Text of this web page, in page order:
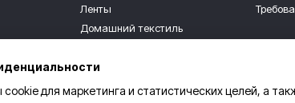
Ленты
Домашний текстиль
Для детей
для маркетинга и статистических целей, а